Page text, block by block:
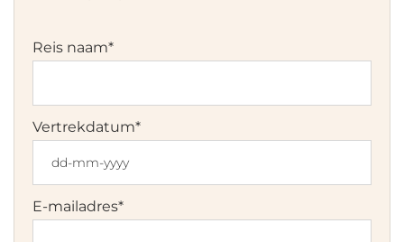
Reis naam*
Vertrekdatum*
dash
E-mailadres*